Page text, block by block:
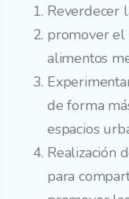
Reverdecer
promover el
alimentos
de forma
espacios
Realización
para